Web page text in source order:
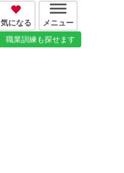
気になる メニュー
職業訓練も探せます